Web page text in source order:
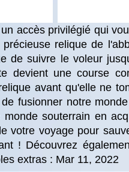
accès privilégié qui
relique de
de suivre le voleur
devient une course
avant qu'elle ne
fusionner notre
souterrain en
votre voyage pour
! Découvrez
extras : Mar 11, 2022